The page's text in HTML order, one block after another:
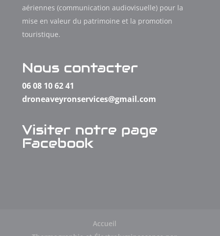
aériennes (communication audiovisuelle) pour la
mise en valeur du patrimoine et la promotion
touristique.
Nous contacter
06 08 10 62 41
droneaveyronservices@gmail.com
Visiter notre page
Facebook
Accueil